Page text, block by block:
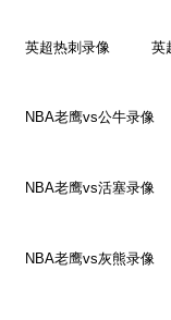
英超热刺录像 英
NBA老鹰vs公牛录像
NBA老鹰vs活塞录像
NBA老鹰vs灰熊录像